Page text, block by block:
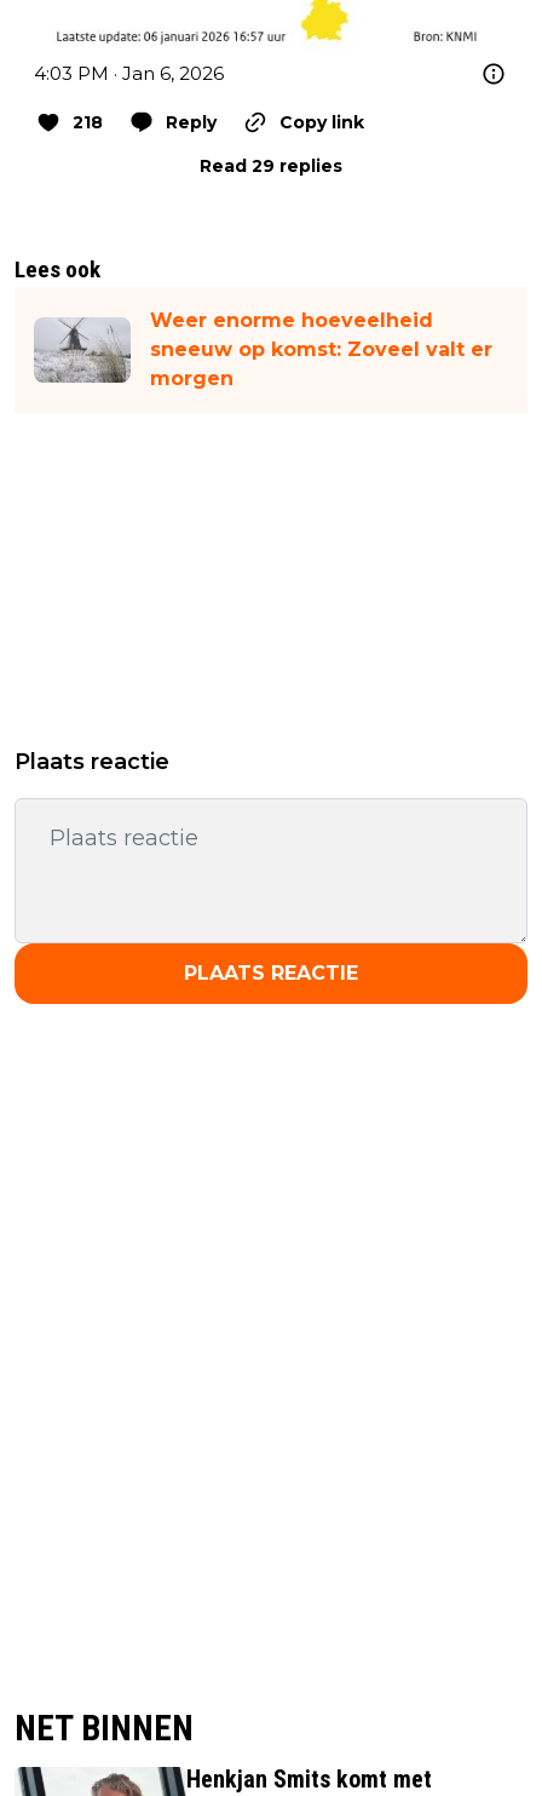
4:03 PM · Jan 6, 2026
218 Reply
Copy link
Read 29 replies
Lees ook
Weer enorme hoeveelheid
sneeuw op komst: Zoveel valt er
morgen
Plaats reactie
PLAATS REACTIE
NET BINNEN
Henkjan Smits komt met